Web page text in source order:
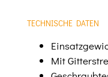
TECHNISCHE DATEN
Mit